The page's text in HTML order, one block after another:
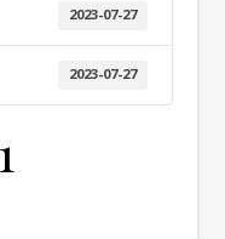
2023-07-27
2023-07-27